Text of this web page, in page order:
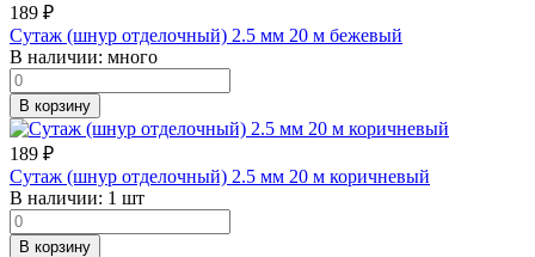
189 ₽
Сутаж (шнур отделочный) 2.5 мм 20 м бежевый
В наличии: много
В корзину
189 ₽
Сутаж (шнур отделочный) 2.5 мм 20 м коричневый
В наличии: 1 шт
В корзину